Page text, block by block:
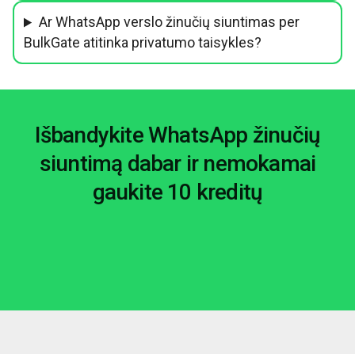
Ar WhatsApp verslo žinučių siuntimas per
BulkGate atitinka privatumo taisykles?
Išbandykite WhatsApp žinučių
siuntimą dabar ir nemokamai
gaukite 10 kreditų